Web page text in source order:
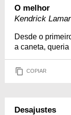
O melhor
Kendrick Lamar
Desde o
a caneta,
COPIAR
Desajustes